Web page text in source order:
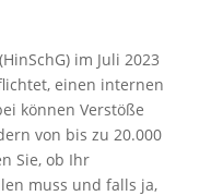
im Juli 2023
einen internen
können Verstöße
von bis zu 20.000
Sie, ob Ihr
muss und falls ja,